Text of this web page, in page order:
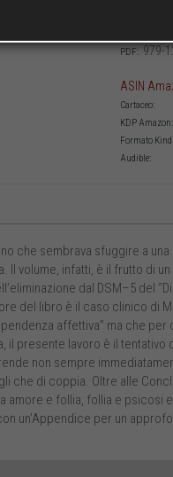
ISBN
PDF:979-
ASIN
Cartaceo:
KDP Amazon:
Formato
Audible:
che sembrava sfuggire a
volume, infatti, è il frutto di
dal DSM–5 del
del libro è il caso clinico di
affettiva” ma che
presente lavoro è il tentativo
non sempre
di coppia. Oltre alle
e follia, follia e psicosi
un’Appendice per un